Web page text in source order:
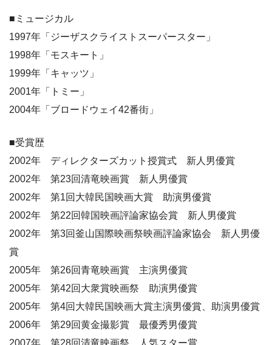
■ミュージカル
1997年「ジーザスクライストスーパースター」
1998年「モスキート」
1999年「キャッツ」
2001年「トミー」
2004年「ブロードウェイ42番街」
■受賞歴
2002年 ディレクターズカット授賞式 新人男優賞
2002年 第23回清竜映画賞 新人男優賞
2002年 第1回大韓民国映画大賞 助演男優賞
2002年 第22回韓国映画評論家協会賞 新人男優賞
2002年 第3回釜山国際映画祭映画評論家協会 新人男優
賞
2005年 第26回青竜映画賞 主演男優賞
2005年 第42回大衆賞映画祭 助演男優賞
2005年 第4回大韓民国映画大賞主演男優賞、助演男優賞
2006年 第29回黄金撮影賞 最優秀男優賞
2007年 第28回清竜映画祭 人気スター賞